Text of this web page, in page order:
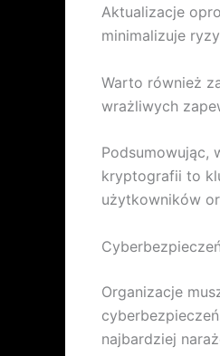
Aktualizacje
minimalizuje
Warto również
wrażliwych
Podsumowując,
kryptografii to
użytkowników
Organizacje
najbardziej